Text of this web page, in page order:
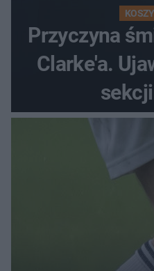
Przyczyna
Clarke'a.